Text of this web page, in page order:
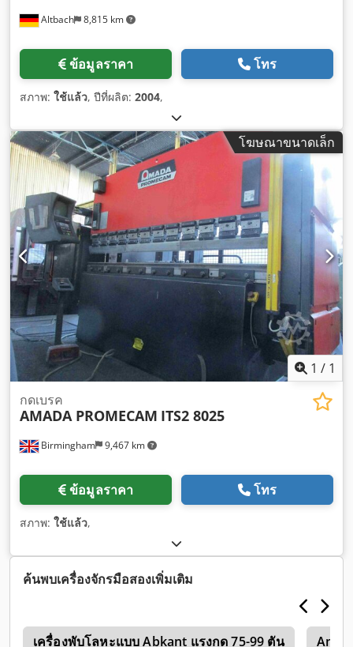
Altbach 8,815 km
ข้อมูลราคา โทร
สภาพ: ใช้แล้ว, ปีที่ผลิต: 2004,
โฆษณาขนาดเล็ก
1 / 1
Birmingham 9,467 km
กดเบรค
AMADA PROMECAM ITS2 8025
ข้อมูลราคา โทร
สภาพ: ใช้แล้ว,
ค้นพบเครื่องจักรมือสองเพิ่มเติม
เครื่องพับโลหะแบบ Abkant แรงกด 75-99 ตัน